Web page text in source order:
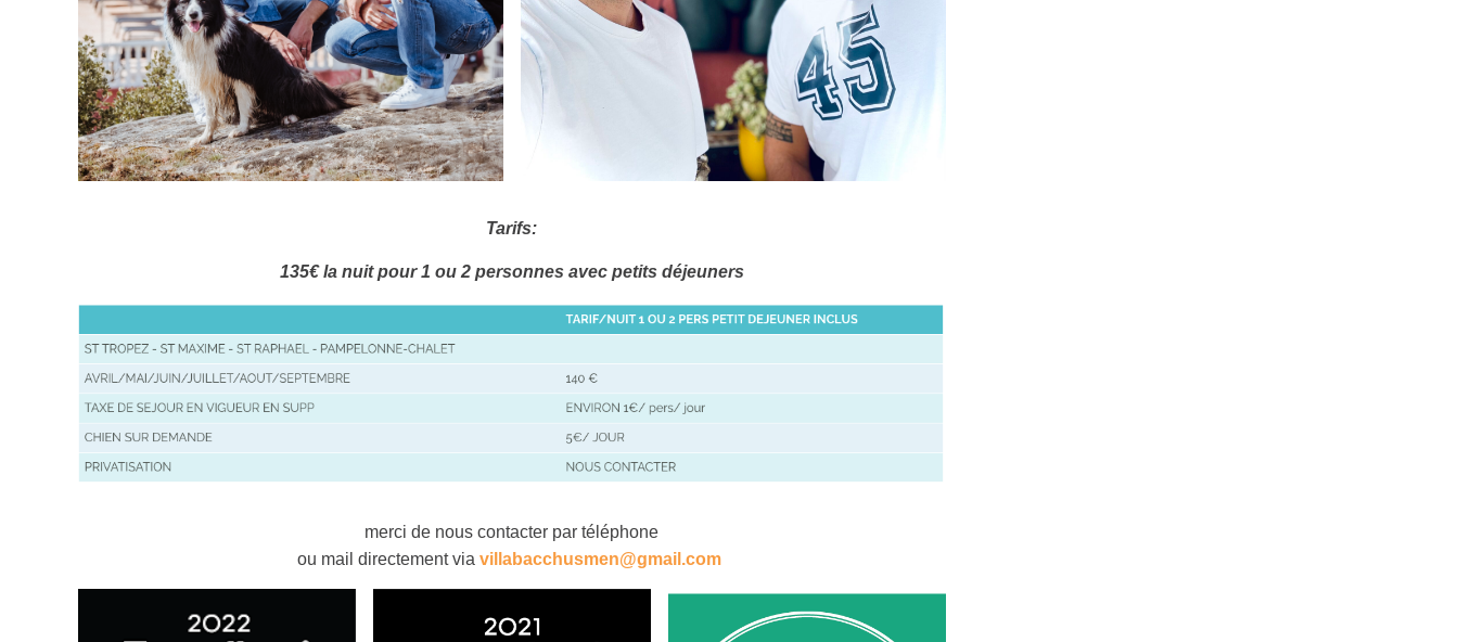
Tarifs:
135€ la nuit pour 1 ou 2 personnes avec petits déjeuners
merci de nous contacter par téléphone
ou mail directement viavillabacchusmen@gmail.com